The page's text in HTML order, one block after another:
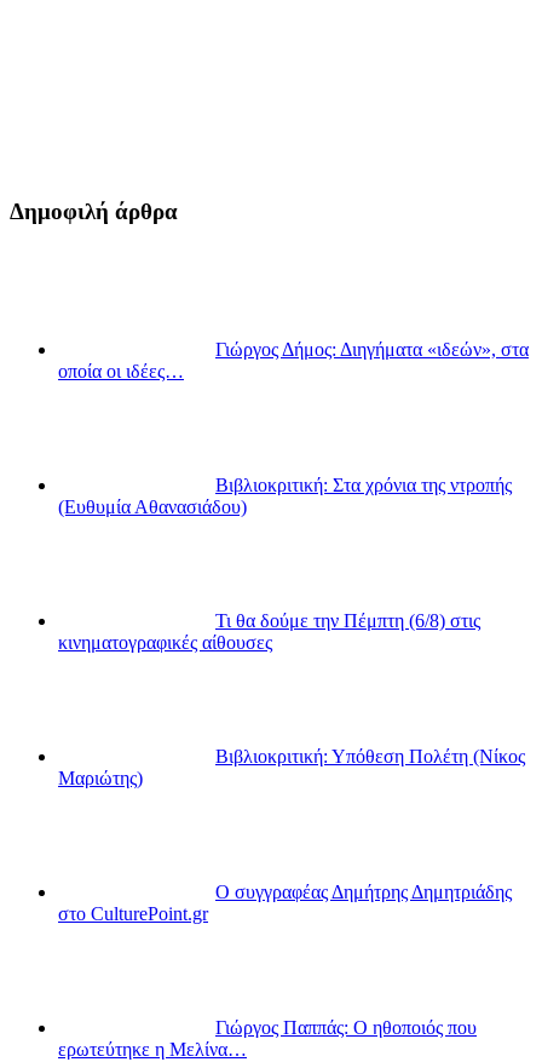
Δημοφιλή άρθρα
Γιώργος Δήμος: Διηγήματα «ιδεών», στα
οποία οι ιδέες…
Βιβλιοκριτική: Στα χρόνια της ντροπής
(Ευθυμία Αθανασιάδου)
Τι θα δούμε την Πέμπτη (6/8) στις
κινηματογραφικές αίθουσες
Βιβλιοκριτική: Υπόθεση Πολέτη (Νίκος
Μαριώτης)
Ο συγγραφέας Δημήτρης Δημητριάδης
στο CulturePoint.gr
Γιώργος Παππάς: Ο ηθοποιός που
ερωτεύτηκε η Μελίνα…